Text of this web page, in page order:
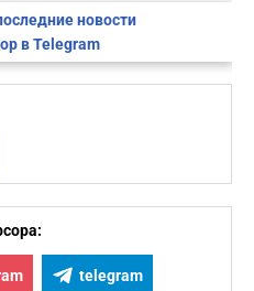
новости
в Telegram
telegram